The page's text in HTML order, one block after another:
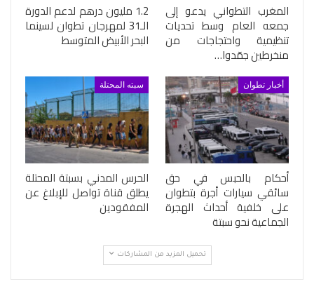
المغرب التطواني يدعو إلى
جمعه العام وسط تحديات
تنظيمية واحتجاجات من
منخرطين جمّدوا…
1.2 مليون درهم لدعم الدورة
الـ31 لمهرجان تطوان لسينما
البحر الأبيض المتوسط
أخبار تطوان
أحكام بالحبس في حق
سائقي سيارات أجرة بتطوان
على خلفية أحداث الهجرة
الجماعية نحو سبتة
سبته المحتلة
الحرس المدني بسبتة المحتلة
يطلق قناة تواصل للإبلاغ عن
المفقودين
تحميل المزيد من المشاركات